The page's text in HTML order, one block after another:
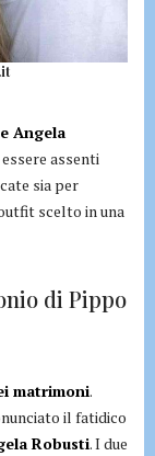
Angela
assenti
sia per
scelto in una
di Pippo
matrimoni.
il fatidico
Robusti. I due